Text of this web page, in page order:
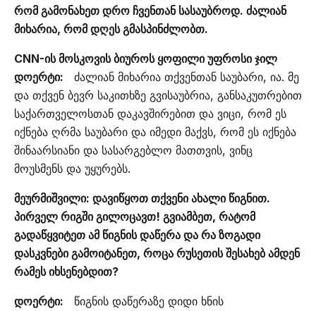
რომ გამონახეთ დრო ჩვენთან სასაუბროდ. ძალიან
მიხარია, რომ დღეს გმასპინძლობთ.
CNN-ის მოსკოვის ბიუროს ყოფილი უფროსი ჯილ
დოერტი: ძალიან მიხარია თქვენთან საუბარი, ია. მე
და თქვენ ბევრ საკითხზე გვისაუბრია, განსაკუთრებით
საქართველოსთან დაკავშირებით და ვიცი, რომ ეს
იქნება ღრმა საუბარი და იმედი მაქვს, რომ ეს იქნება
შინაარსიანი და სასარგებლო მათთვის, ვინც
მოუსმენს და უყურებს.
მეურმიშვილი: დავიწყოთ თქვენი ახალი წიგნით.
პირველ რიგში გილოცავთ! გვიამბეთ, რატომ
გადაწყვიტეთ ამ წიგნის დაწერა და რა ზოგადი
დასკვნები გამოიტანეთ, როცა რუსეთის შესახებ ამდენ
რამეს იხსენებდით?
დოერტი: წიგნის დაწერაზე დიდი ხნის